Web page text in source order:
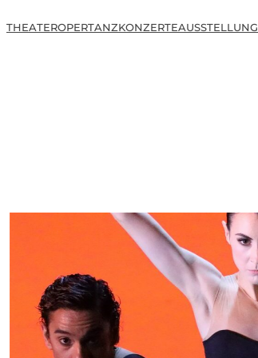
THEATEROPERTANZKONZERTEAUSSTELLUNG